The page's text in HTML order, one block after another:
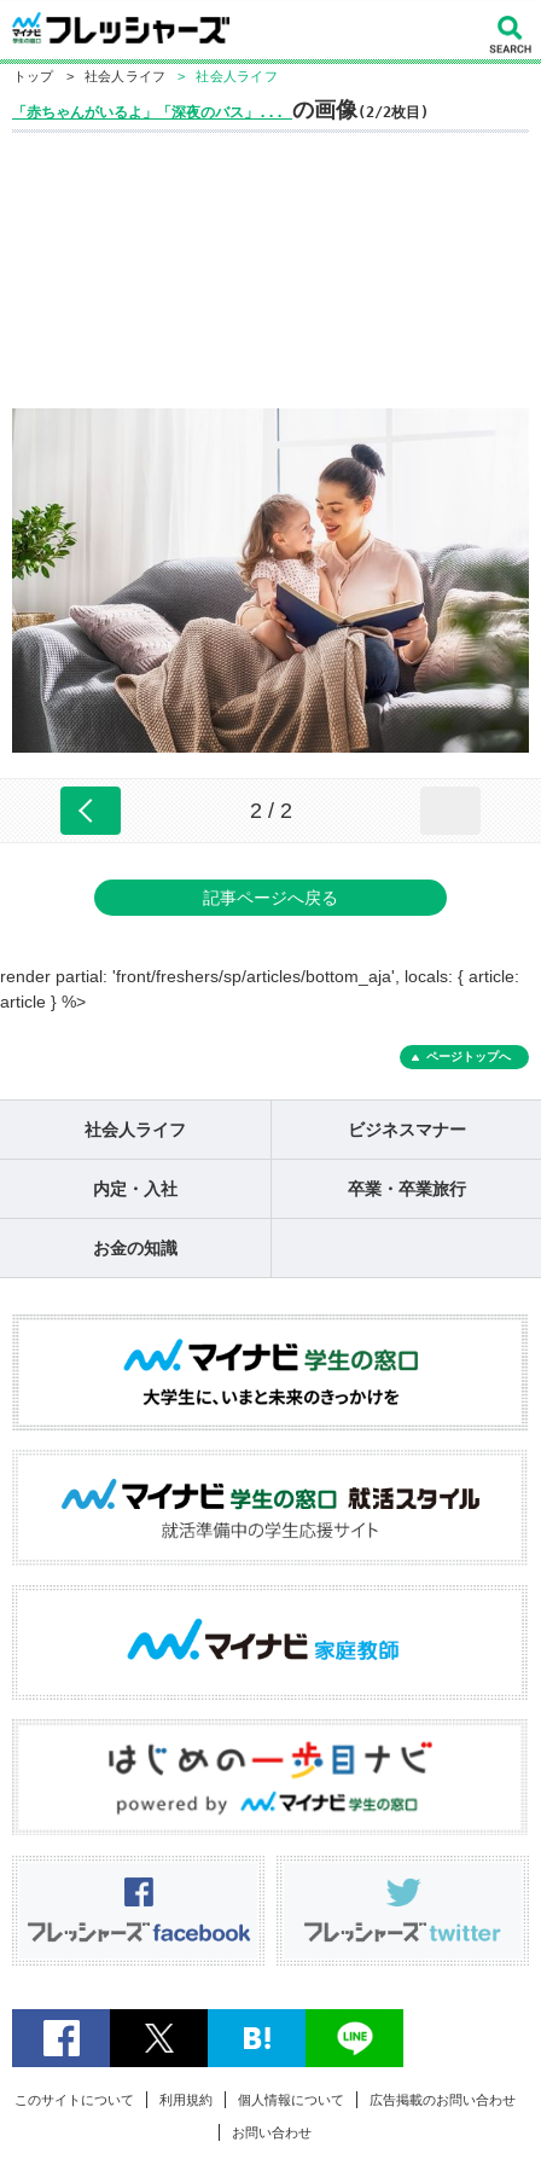
トップ > 社会人ライフ > 社会人ライフ
「赤ちゃんがいるよ」「深夜のバス」... の画像(2/2枚目)
2 / 2
記事ページへ戻る
render partial: 'front/freshers/sp/articles/bottom_aja', locals: { article:
article } %>
ページトップへ
社会人ライフ ビジネスマナー
内定・入社 卒業・卒業旅行
お金の知識
このサイトについて 利用規約 個人情報について 広告掲載のお問い合わせ
お問い合わせ